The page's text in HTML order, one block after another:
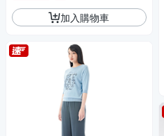
加入購物車